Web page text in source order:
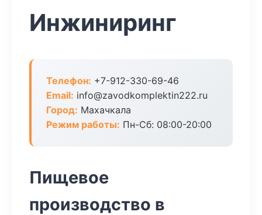
Инжиниринг
Телефон: +7-912-330-69-46
Email: info@zavodkomplektin222.ru
Город: Махачкала
Режим работы: Пн-Сб: 08:00-20:00
Пищевое
производство в